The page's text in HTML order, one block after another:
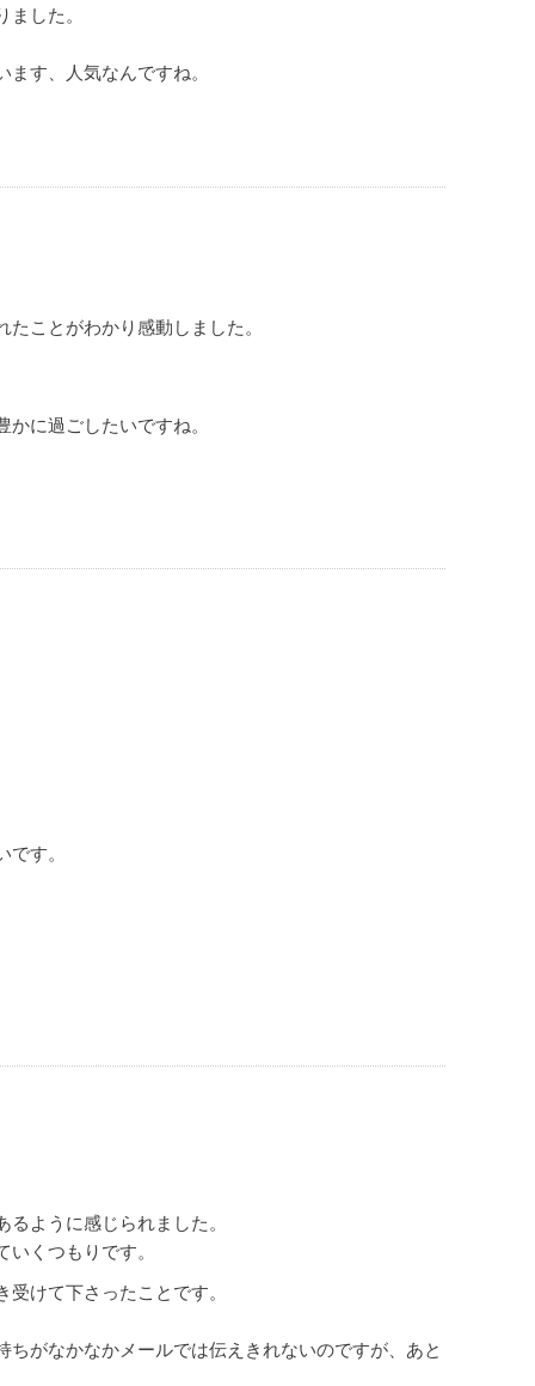
した。
す、人気なんですね。
ことがわかり感動しました。
に過ごしたいですね。
す。
ように感じられました。
くつもりです。
けて下さったことです。
がなかなかメールでは伝えきれないのですが、あと